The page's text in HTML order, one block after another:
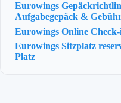
Eurowings
Aufgabegepäck &
Eurowings Online
Eurowings Sitzplatz
Platz